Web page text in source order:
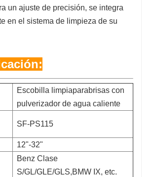
un ajuste de precisión, se integra
en el sistema de limpieza de su
Escobilla limpiaparabrisas con
pulverizador de agua caliente
SF-PS115
12"-32"
Benz Clase
S/GL/GLE/GLS,BMW IX, etc.